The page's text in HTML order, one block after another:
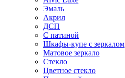
Эмаль
Акрил
ДСП
С патиной
Шкафы-купе с зеркалом
Матовое зеркало
Стекло
Цветное стекло